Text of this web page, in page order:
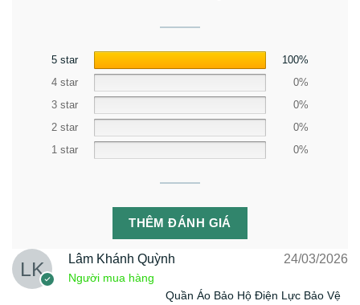
5 star
100%
4 star
0%
3 star
0%
2 star
0%
1 star
0%
THÊM ĐÁNH GIÁ
Lâm Khánh Quỳnh
Người mua hàng
24/03/2026
Quần Áo Bảo Hộ Điện Lực Bảo Vệ